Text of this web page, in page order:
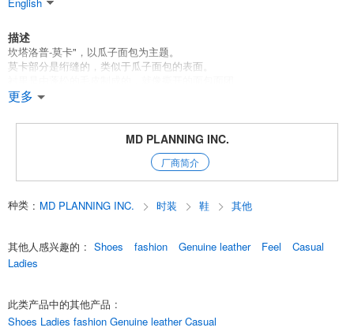
描述
坎塔洛普-莫卡"，以瓜子面包为主题。
莫卡部分是绗缝的，类似于瓜子面包的表面。
请感受到温和的温暖和舒适，就像你被包裹在面包里一样。
[FeeL]穿上后感觉很柔软。
当你看着这双鞋时，你会感到温暖。
它是一个鞋类品牌，希望你能从鞋中感受到各种东西。
我们不仅对材料和设计有要求，而且对制造方法也有要求。
SeeL的鞋子主要是通过博洛尼亚法和平台法制作。
包裹着脚的柔软度
粘附在脚上的良好经纱
English
更多
MD PLANNING INC.
厂商简介
种类 : MD PLANNING INC. 时装 鞋 其他
其他人感兴趣的 : Shoes fashion Genuine leather Feel
Casual
Ladies
此类产品中的其他产品 :
Shoes Ladies fashion Genuine leather Casual